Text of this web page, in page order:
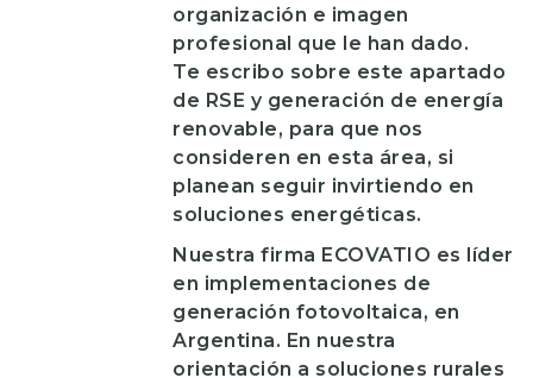
organización e imagen
profesional que le han dado.
Te escribo sobre este apartado
de RSE y generación de energía
renovable, para que nos
consideren en esta área, si
planean seguir invirtiendo en
soluciones energéticas.
Nuestra firma ECOVATIO es líder
en implementaciones de
generación fotovoltaica, en
Argentina. En nuestra
orientación a soluciones rurales